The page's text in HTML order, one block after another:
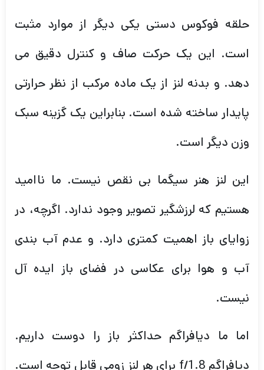
حلقه فوکوس دستی یکی دیگر از موارد مثبت
است. این یک حرکت صاف و کنترل دقیق می
دهد. و بدنه لنز از یک ماده مرکب از نظر حرارتی
پایدار ساخته شده است. بنابراین یک گزینه سبک
وزن دیگر است.
این لنز هنر سیگما بی نقص نیست. ما ناامید
هستیم که لرزشگیر تصویر وجود ندارد. اگرچه، در
زوایای باز اهمیت کمتری دارد. و عدم آب بندی
آب و هوا برای عکاسی در فضای باز ایده آل
نیست.
اما ما دیافراگم حداکثر باز را دوست داریم.
دیافراگم f/1.8 برای هر لنز زومی قابل توجه است.